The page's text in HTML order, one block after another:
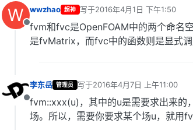
W
离线
wwzhao 超神 写于2016年4月1日 下午1:50
最后由 编辑
fvm和fvc是OpenFOAM中的两个命名
是fvMatrix，而fvc中的函数则是显式调
离线
李东岳 管理员 写于2016年4月7日 上午11:00
最后由 编辑
fvm::xxx(u)，其中的u是需要求出来的
场。所以，需要你要求某个场u，就用